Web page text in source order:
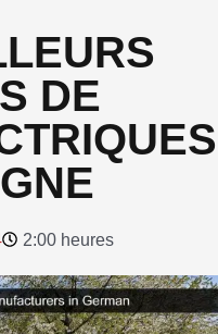
DE
2:00 heures